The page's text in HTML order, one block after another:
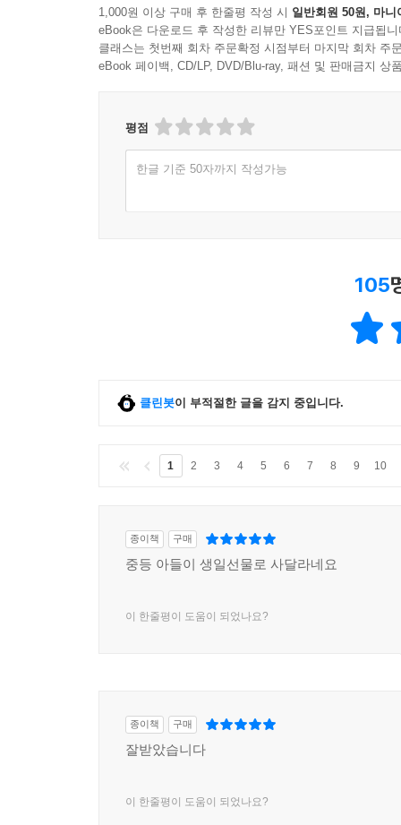
1,000원 이상 구매 후 한줄평 작성 시 일반회원 50원, 마니
eBook은 다운로드 후 작성한 리뷰만 YES포인트 지급됩니
클래스는 첫번째 회차 주문확정 시점부터 마지막 회차 주
eBook 페이백, CD/LP, DVD/Blu-ray, 패션 및 판매금지 상
평점
한글 기준 50자까지 작성가능
105
클린봇이 부적절한 글을 감지 중입니다.
1 2 3 4 5 6 7 8 9 10
종이책 구매
중등 아들이 생일선물로 사달라네요
이 한줄평이 도움이 되었나요?
종이책 구매
잘받았습니다
이 한줄평이 도움이 되었나요?